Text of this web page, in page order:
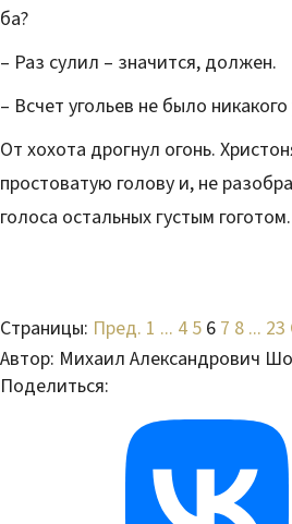
ба?
– Раз сулил – значится, должен.
– Всчет угольев не было
От хохота дрогнул огонь.
простоватую голову и, не
голоса остальных густым гоготом.
Страницы: Пред. 1 ... 4 5 6 7 8 ... 23
Автор: Михаил Александрович
Поделиться: